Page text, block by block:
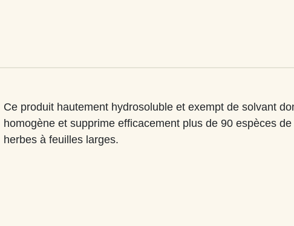
Ce produit hautement hydrosoluble et exempt de solvant
homogène et supprime efficacement plus de 90 espèces
herbes à feuilles larges.